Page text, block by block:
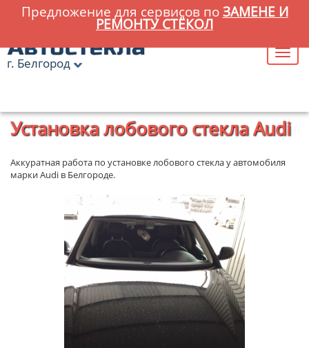
Предложение для сервисов по ЗАМЕНЕ И
РЕМОНТУ СТЁКОЛ
г. Белгород
Установка лобового стекла Audi
Аккуратная работа по установке лобового стекла у автомобиля
марки Audi в Белгороде.